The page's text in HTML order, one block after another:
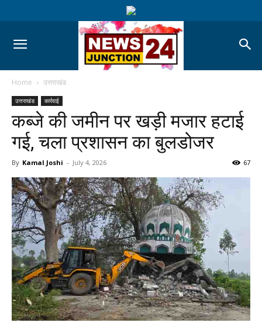
Home उत्तराखंड
उत्तराखंड कार्रवाई
कब्जे की जमीन पर खड़ी मजार हटाई
गई, चला प्रशासन का बुलडोजर
By Kamal Joshi - July 4, 2026 67